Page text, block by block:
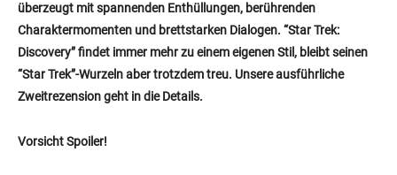
überzeugt mit spannenden Enthüllungen, berührenden
Charaktermomenten und brettstarken Dialogen. “Star Trek:
Discovery” findet immer mehr zu einem eigenen Stil, bleibt seinen
“Star Trek”-Wurzeln aber trotzdem treu. Unsere ausführliche
Zweitrezension geht in die Details.
Vorsicht Spoiler!